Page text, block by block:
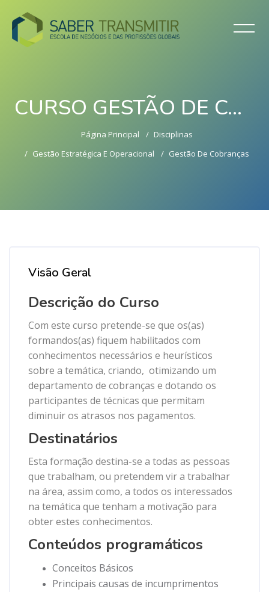
CURSO GESTÃO DE COBRANÇAS, REGULARES E DIFÍCEIS, JUNTO DE CLIENTES (8 HORAS)
Página Principal
Disciplinas
Gestão Estratégica E Operacional
Gestão De Cobranças
Visão Geral
Descrição do Curso
Com este curso pretende-se que os(as)
formandos(as) fiquem habilitados com
conhecimentos necessários e heurísticos
sobre a temática, criando, otimizando um
departamento de cobranças e dotando os
participantes de técnicas que permitam
diminuir os atrasos nos pagamentos.
Destinatários
Esta formação destina-se a todas as pessoas
que trabalham, ou pretendem vir a trabalhar
na área, assim como, a todos os interessados
na temática que tenham a motivação para
obter estes conhecimentos.
Conteúdos programáticos
Conceitos Básicos
Principais causas de incumprimentos